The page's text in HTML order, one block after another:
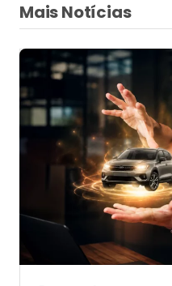
Mais Notícias